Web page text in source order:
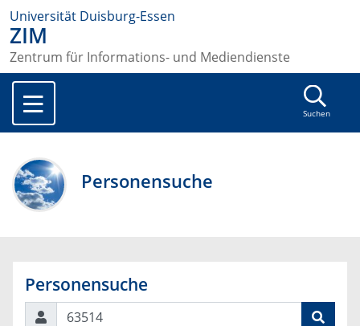
Universität Duisburg-Essen
ZIM
Zentrum für Informations- und Mediendienste
Suchen
Personensuche
Personensuche
Suchen